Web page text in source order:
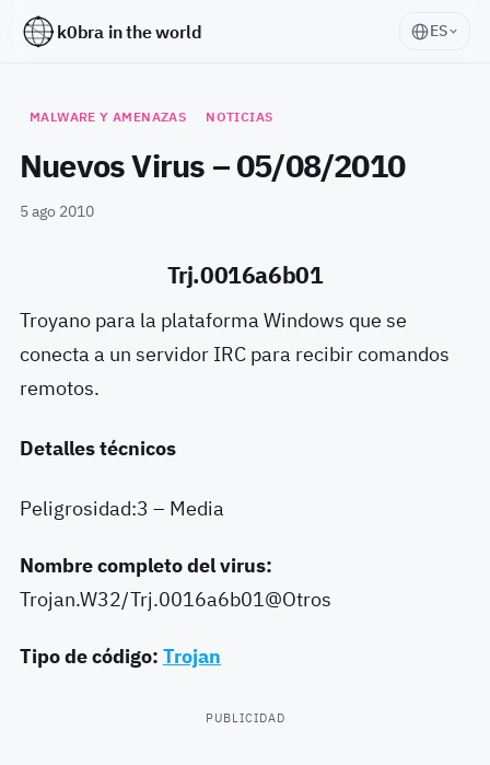
k0bra in the world ES
MALWARE Y AMENAZAS NOTICIAS
Nuevos Virus – 05/08/2010
5 ago 2010
Trj.0016a6b01
Troyano para la plataforma Windows que se
conecta a un servidor IRC para recibir comandos
remotos.
Detalles técnicos
Peligrosidad:3 – Media
Nombre completo del virus:
Trojan.W32/Trj.0016a6b01@Otros
Tipo de código: Trojan
PUBLICIDAD